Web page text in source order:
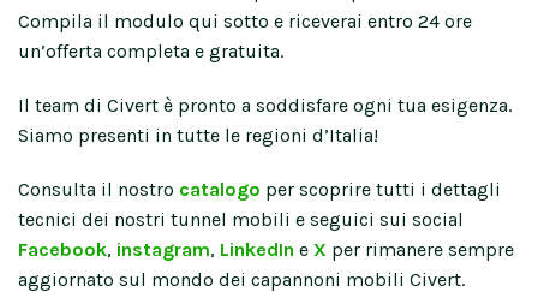
Compila il modulo qui sotto e riceverai entro 24 ore
un’offerta completa e gratuita.
Il team di Civert è pronto a soddisfare ogni tua esigenza.
Siamo presenti in tutte le regioni d’Italia!
Consulta il nostro catalogo per scoprire tutti i dettagli
tecnici dei nostri tunnel mobili e seguici sui social
Facebook, instagram, LinkedIn e X per rimanere sempre
aggiornato sul mondo dei capannoni mobili Civert.